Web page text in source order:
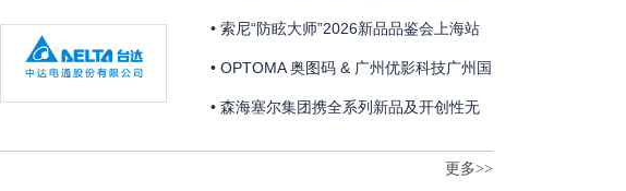
联动 + 技术分享，解锁智能会议新体验
• 索尼“防眩大师”2026新品品鉴会上海站
邀请函
• OPTOMA 奥图码 & 广州优影科技广州国
际专业灯光、音响展邀请函
• 森海塞尔集团携全系列新品及开创性无
更多>>